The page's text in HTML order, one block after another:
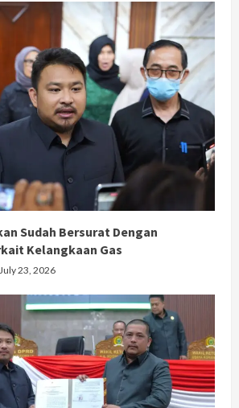
Sudah Bersurat Dengan
Kelangkaan Gas
July 23, 2026